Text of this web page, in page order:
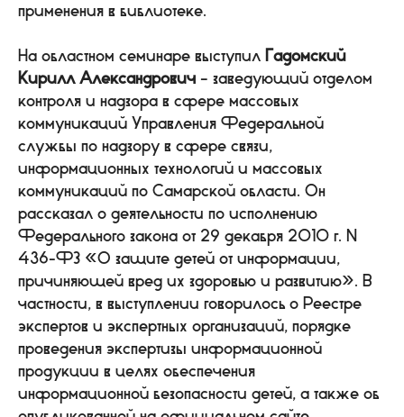
применения в библиотеке.
На областном семинаре выступил Гадомский
Кирилл Александрович – заведующий отделом
контроля и надзора в сфере массовых
коммуникаций Управления Федеральной
службы по надзору в сфере связи,
информационных технологий и массовых
коммуникаций по Самарской области. Он
рассказал о деятельности по исполнению
Федерального закона от 29 декабря 2010 г. N
436-ФЗ «О защите детей от информации,
причиняющей вред их здоровью и развитию». В
частности, в выступлении говорилось о Реестре
экспертов и экспертных организаций, порядке
проведения экспертизы информационной
продукции в целях обеспечения
информационной безопасности детей, а также об